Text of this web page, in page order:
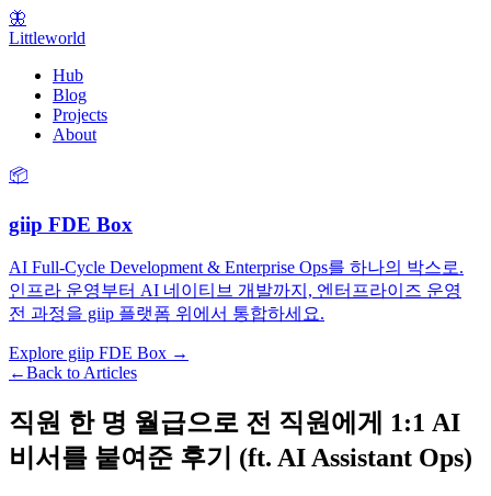
🦋
Littleworld
Hub
Blog
Projects
About
📦
giip FDE Box
AI Full-Cycle Development & Enterprise Ops를 하나의 박스로.
인프라 운영부터 AI 네이티브 개발까지, 엔터프라이즈 운영
전 과정을 giip 플랫폼 위에서 통합하세요.
Explore giip FDE Box →
←Back to Articles
직원 한 명 월급으로 전 직원에게 1:1 AI
비서를 붙여준 후기 (ft. AI Assistant Ops)